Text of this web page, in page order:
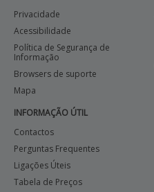
Privacidade
Acessibilidade
Política de Segurança de
Informação
Browsers de suporte
Mapa
INFORMAÇÃO ÚTIL
Contactos
Perguntas Frequentes
Ligações Úteis
Tabela de Preços